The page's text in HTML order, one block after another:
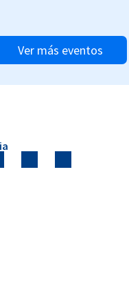
Ver más eventos